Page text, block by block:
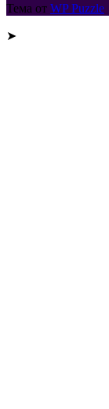
Тема от WP Puzzle
➤